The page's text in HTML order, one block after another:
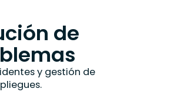
de
y gestión de